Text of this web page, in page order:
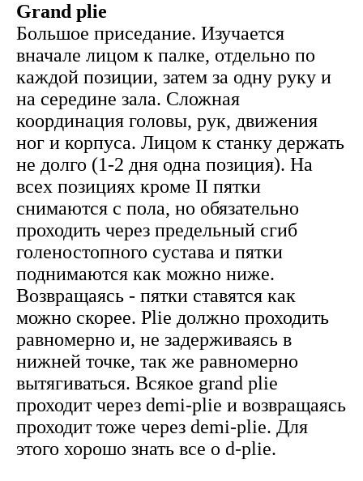
Grand plie
Большое приседание. Изучается
вначале лицом к палке, отдельно по
каждой позиции, затем за одну руку и
на середине зала. Сложная
координация головы, рук, движения
ног и корпуса. Лицом к станку держать
не долго (1-2 дня одна позиция). На
всех позициях кроме II пятки
снимаются с пола, но обязательно
проходить через предельный сгиб
голеностопного сустава и пятки
поднимаются как можно ниже.
Возвращаясь - пятки ставятся как
можно скорее. Plie должно проходить
равномерно и, не задерживаясь в
нижней точке, так же равномерно
вытягиваться. Всякое grand plie
проходит через demi-plie и возвращаясь
проходит тоже через demi-plie. Для
этого хорошо знать все о d-plie.